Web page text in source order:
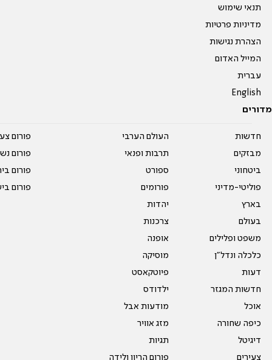
תנאי שימוש
מדיניות פרטיות
הצהרת נגישות
המייל האדום
עברית
English
מדורים
חדשות
מבזקים
ביטחוני
פוליטי-מדיני
בארץ
בעולם
משפט ופלילים
כלכלה ונדל"ן
דעות
חדשות המגזר
אוכל
כיפה שחורה
דיגיטל
צעירים
העולם הערבי
תרבות ופנאי
ספורט
פורומים
יהדות
צרכנות
אופנה
מוסיקה
פיוטקאסט
ילדודס
מודעות אבל
מזג אוויר
תגיות
פורום הריון ולידה
פורום
פורום
פורום
פורום